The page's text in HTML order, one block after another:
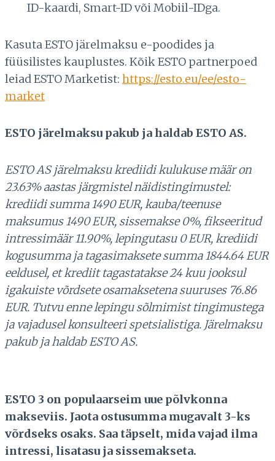
ID-kaardi, Smart-ID või Mobiil-IDga.
Kasuta ESTO järelmaksu e-poodides ja
füüsilistes kauplustes. Kõik ESTO partnerpoed
leiad ESTO Marketist: https://esto.eu/ee/esto-
market
ESTO järelmaksu pakub ja haldab ESTO AS.
ESTO AS järelmaksu krediidi kulukuse määr on
23.63% aastas järgmistel näidistingimustel:
krediidi summa 1490 EUR, kauba/teenuse
maksumus 1490 EUR, sissemakse 0%, fikseeritud
intressimäär 11.90%, lepingutasu 0 EUR, krediidi
kogusumma ja tagasimaksete summa 1844.64 EUR
eeldusel, et krediit tagastatakse 24 kuu jooksul
igakuiste võrdsete osamaksetena suuruses 76.86
EUR. Tutvu enne lepingu sõlmimist tingimustega
ja vajadusel konsulteeri spetsialistiga. Järelmaksu
pakub ja haldab ESTO AS.
ESTO 3 on populaarseim uue põlvkonna
makseviis. Jaota ostusumma mugavalt 3-ks
võrdseks osaks. Saa täpselt, mida vajad ilma
intressi, lisatasu ja sissemakseta.